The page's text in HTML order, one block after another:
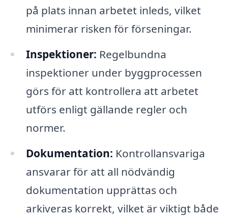
på plats innan arbetet inleds, vilket
minimerar risken för förseningar.
Inspektioner: Regelbundna
inspektioner under byggprocessen
görs för att kontrollera att arbetet
utförs enligt gällande regler och
normer.
Dokumentation: Kontrollansvariga
ansvarar för att all nödvändig
dokumentation upprättas och
arkiveras korrekt, vilket är viktigt både